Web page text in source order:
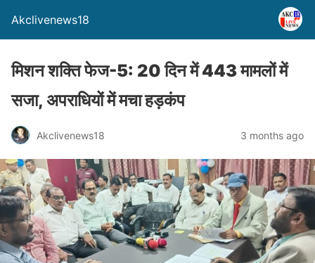
Akclivenews18
मिशन शक्ति फेज-5: 20 दिन में 443 मामलों में
सजा, अपराधियों में मचा हड़कंप
Akclivenews18 3 months ago